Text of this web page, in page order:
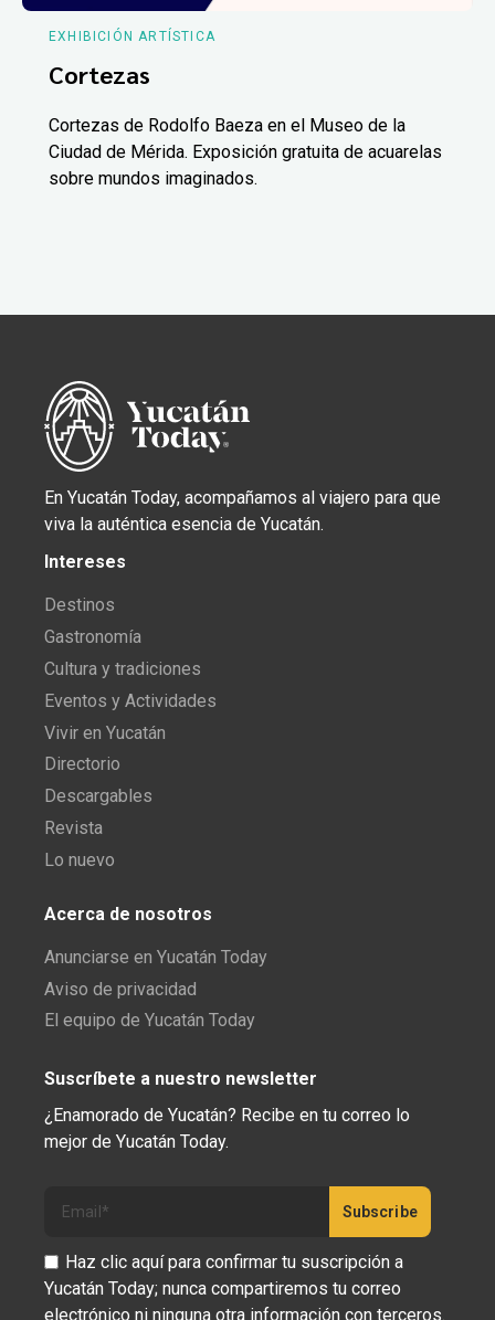
EXHIBICIÓN ARTÍSTICA
Cortezas
Cortezas de Rodolfo Baeza en el Museo de la
Ciudad de Mérida. Exposición gratuita de acuarelas
sobre mundos imaginados.
En Yucatán Today, acompañamos al viajero para que
viva la auténtica esencia de Yucatán.
Intereses
Destinos
Gastronomía
Cultura y tradiciones
Eventos y Actividades
Vivir en Yucatán
Directorio
Descargables
Revista
Lo nuevo
Acerca de nosotros
Anunciarse en Yucatán Today
Aviso de privacidad
El equipo de Yucatán Today
Suscríbete a nuestro newsletter
¿Enamorado de Yucatán? Recibe en tu correo lo
mejor de Yucatán Today.
Haz clic aquí para confirmar tu suscripción a
Yucatán Today; nunca compartiremos tu correo
electrónico ni ninguna otra información con terceros.